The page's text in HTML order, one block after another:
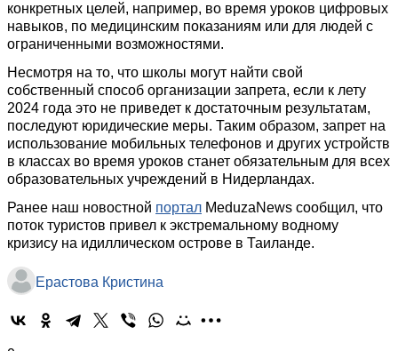
конкретных целей, например, во время уроков цифровых
навыков, по медицинским показаниям или для людей с
ограниченными возможностями.
Несмотря на то, что школы могут найти свой
собственный способ организации запрета, если к лету
2024 года это не приведет к достаточным результатам,
последуют юридические меры. Таким образом, запрет на
использование мобильных телефонов и других устройств
в классах во время уроков станет обязательным для всех
образовательных учреждений в Нидерландах.
Ранее наш новостной портал MeduzaNews сообщил, что
поток туристов привел к экстремальному водному
кризису на идиллическом острове в Таиланде.
Ерастова Кристина